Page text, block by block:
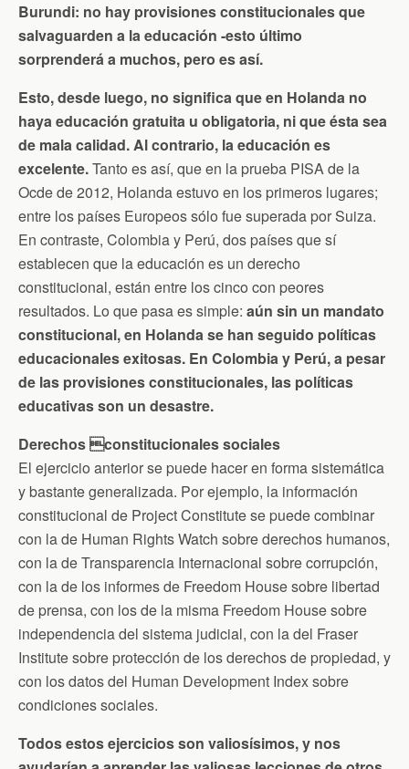
Burundi: no hay provisiones constitucionales que
salvaguarden a la educación -esto último
sorprenderá a muchos, pero es así.
Esto, desde luego, no significa que en Holanda no
haya educación gratuita u obligatoria, ni que ésta sea
de mala calidad. Al contrario, la educación es
excelente.Tanto es así, que en la prueba PISA de la
Ocde de 2012, Holanda estuvo en los primeros lugares;
entre los países Europeos sólo fue superada por Suiza.
En contraste, Colombia y Perú, dos países que sí
establecen que la educación es un derecho
constitucional, están entre los cinco con peores
resultados. Lo que pasa es simple: aún sin un mandato
constitucional, en Holanda se han seguido políticas
educacionales exitosas. En Colombia y Perú, a pesar
de las provisiones constitucionales, las políticas
educativas son un desastre.
Derechos constitucionales sociales
El ejercicio anterior se puede hacer en forma sistemática
y bastante generalizada. Por ejemplo, la información
constitucional de Project Constitute se puede combinar
con la de Human Rights Watch sobre derechos humanos,
con la de Transparencia Internacional sobre corrupción,
con la de los informes de Freedom House sobre libertad
de prensa, con los de la misma Freedom House sobre
independencia del sistema judicial, con la del Fraser
Institute sobre protección de los derechos de propiedad, y
con los datos del Human Development Index sobre
condiciones sociales.
Todos estos ejercicios son valiosísimos, y nos